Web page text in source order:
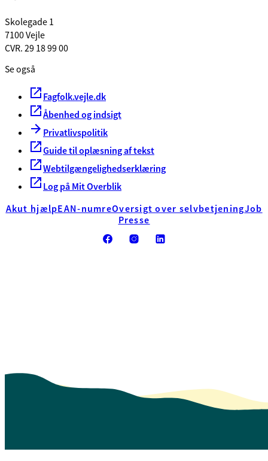
Skolegade 1
7100 Vejle
CVR. 29 18 99 00
Se også
Fagfolk.vejle.dk
Åbenhed og indsigt
Privatlivspolitik
Guide til oplæsning af tekst
Webtilgængelighedserklæring
Log på Mit Overblik
Akut hjælpEAN-numreOversigt over selvbetjeningJob
Presse